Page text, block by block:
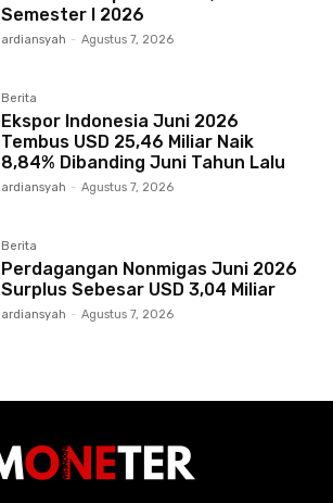
Semester I 2026
ardiansyah - Agustus 7, 2026
Berita
Ekspor Indonesia Juni 2026
Tembus USD 25,46 Miliar Naik
8,84% Dibanding Juni Tahun Lalu
ardiansyah - Agustus 7, 2026
Berita
Perdagangan Nonmigas Juni 2026
Surplus Sebesar USD 3,04 Miliar
ardiansyah - Agustus 7, 2026